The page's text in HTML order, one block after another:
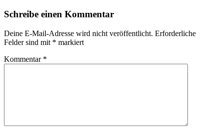
Schreibe einen Kommentar
Deine E-Mail-Adresse wird nicht veröffentlicht. Erforderliche
Felder sind mit * markiert
Kommentar *